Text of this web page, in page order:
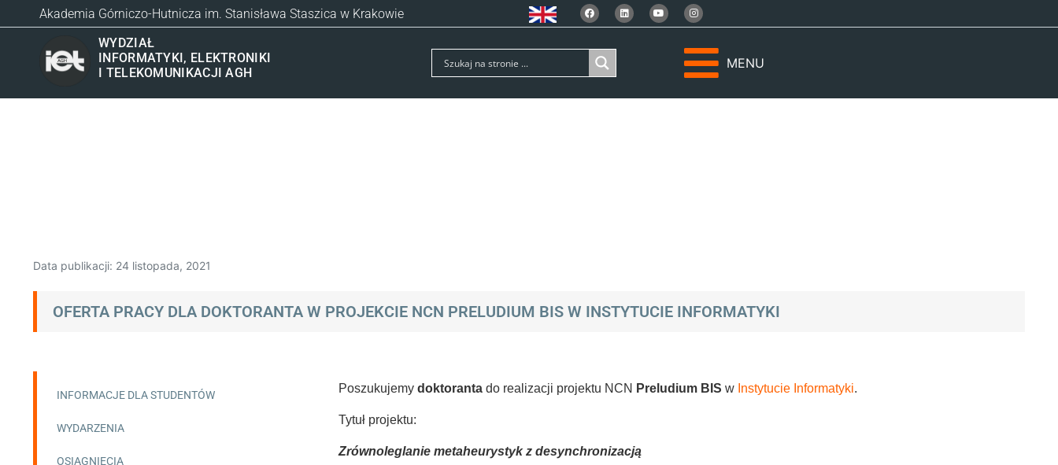
Akademia Górniczo-Hutnicza im. Stanisława Staszica w Krakowie
WYDZIAŁ
INFORMATYKI, ELEKTRONIKI
I TELEKOMUNIKACJI AGH
MENU
Data publikacji: 24 listopada, 2021
OFERTA PRACY DLA DOKTORANTA W PROJEKCIE NCN PRELUDIUM BIS W INSTYTUCIE INFORMATYKI
INFORMACJE DLA STUDENTÓW
WYDARZENIA
OSIĄGNIĘCIA
Poszukujemy doktoranta do realizacji projektu NCN Preludium BIS w Instytucie Informatyki.
Tytuł projektu:
Zrównoleglanie metaheurystyk z desynchronizacją